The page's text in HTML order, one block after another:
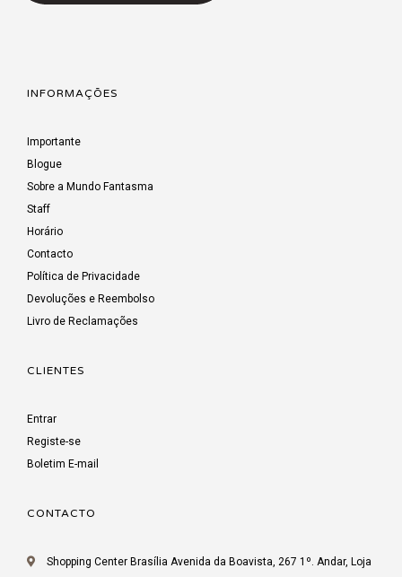
INFORMAÇÕES
Importante
Blogue
Sobre a Mundo Fantasma
Staff
Horário
Contacto
Política de Privacidade
Devoluções e Reembolso
Livro de Reclamações
CLIENTES
Entrar
Registe-se
Boletim E-mail
CONTACTO
Shopping Center Brasília Avenida da Boavista, 267 1º. Andar, Loja